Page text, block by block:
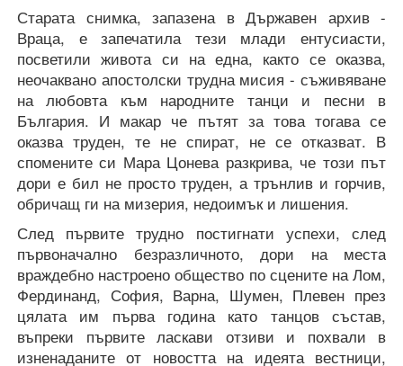
Старата снимка, запазена в Държавен архив -
Враца, е запечатила тези млади ентусиасти,
посветили живота си на една, както се оказва,
неочаквано апостолски трудна мисия - съживяване
на любовта към народните танци и песни в
България. И макар че пътят за това тогава се
оказва труден, те не спират, не се отказват. В
спомените си Мара Цонева разкрива, че този път
дори е бил не просто труден, а трънлив и горчив,
обричащ ги на мизерия, недоимък и лишения.
След първите трудно постигнати успехи, след
първоначално безразличното, дори на места
враждебно настроено общество по сцените на Лом,
Фердинанд, София, Варна, Шумен, Плевен през
цялата им първа година като танцов състав,
въпреки първите ласкави отзиви и похвали в
изненаданите от новостта на идеята вестници,